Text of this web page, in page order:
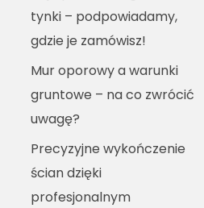
tynki – podpowiadamy,
gdzie je zamówisz!
Mur oporowy a warunki
gruntowe – na co zwrócić
uwagę?
Precyzyjne wykończenie
ścian dzięki
profesjonalnym